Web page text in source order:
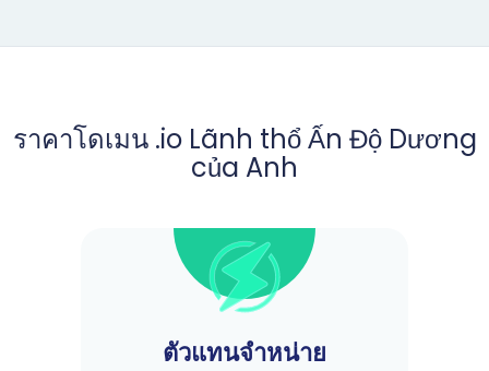
ราคาโดเมน .io Lãnh thổ Ấn Độ Dương
của Anh
ตัวแทนจำหน่าย